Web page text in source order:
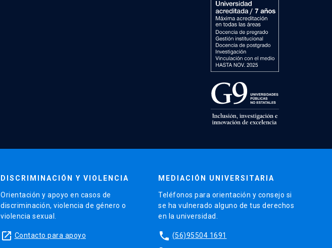
DISCRIMINACIÓN Y VIOLENCIA
Orientación y apoyo en casos de
discriminación, violencia de género o
violencia sexual.
launch Contacto para apoyo
MEDIACIÓN UNIVERSITARIA
Teléfonos para orientación y consejo si
se ha vulnerado alguno de tus derechos
en la universidad.
phone (56)95504 1691